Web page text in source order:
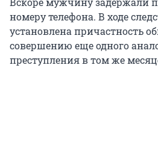
номеру телефона. В ходе
установлена причастность
совершению еще одного
преступления в том же